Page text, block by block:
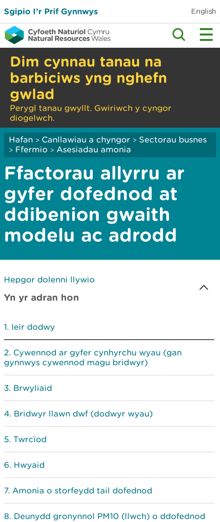
Sgipio I’r Prif Gynnwys English
Dim cynnau tanau na
barbiciws yng nghefn
gwlad
Perygl tanau gwyllt. Gwiriwch y cyngor
diogelwch.
Hafan > Canllawiau a chyngor > Sectorau busnes
> Ffermio > Asesiadau amonia
Ffactorau allyrru ar
gyfer dofednod at
ddibenion gwaith
modelu ac adrodd
Hepgor dolenni llywio
Yn yr adran hon
Ieir dodwy
Cywennod ar gyfer cynhyrchu wyau (gan
gynnwys cywennod magu bridwyr)
Brwyliaid
Bridwyr llawn dwf (dodwyr wyau)
Twrcïod
Hwyaid
Amonia o storfeydd tail dofednod
Deunydd gronynnol PM10 (llwch) o ddofednod